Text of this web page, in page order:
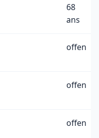
68
ans
offen
offen
offen